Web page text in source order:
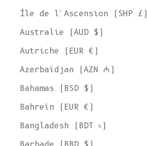
Île de l'Ascension (SHP £)
Australie (AUD $)
Autriche (EUR €)
Azerbaïdjan (AZN ₼)
Bahamas (BSD $)
Bahreïn (EUR €)
Bangladesh (BDT ৳)